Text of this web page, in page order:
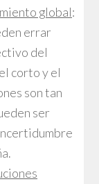
global:
errar
del
corto y el
son tan
ser